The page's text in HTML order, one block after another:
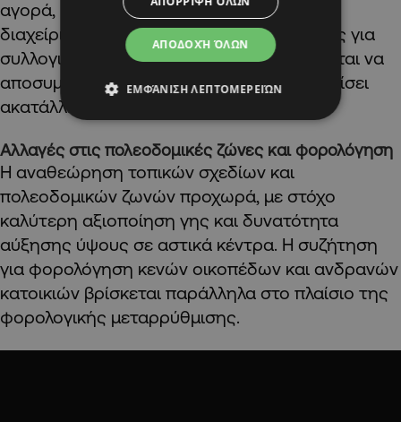
αγορά, με τον ΚΟΑΓ να αναλαμβάνει τη
διαχείριση. Παράλληλα, ο νέος σχεδιασμός για
συλλογική διαμονή εργαζομένων αναμένεται να
αποσυμφορήσει την αγορά και να εξαφανίσει
ακατάλληλες συνθήκες διαβίωσης.
Αλλαγές στις πολεοδομικές ζώνες και φορολόγηση
Η αναθεώρηση τοπικών σχεδίων και
πολεοδομικών ζωνών προχωρά, με στόχο
καλύτερη αξιοποίηση γης και δυνατότητα
αύξησης ύψους σε αστικά κέντρα. Η συζήτηση
για φορολόγηση κενών οικοπέδων και ανδρανών
κατοικιών βρίσκεται παράλληλα στο πλαίσιο της
φορολογικής μεταρρύθμισης.
ΑΠΟΔΟΧΉ ΌΛΩΝ
ΕΜΦΆΝΙΣΗ ΛΕΠΤΟΜΕΡΕΙΏΝ